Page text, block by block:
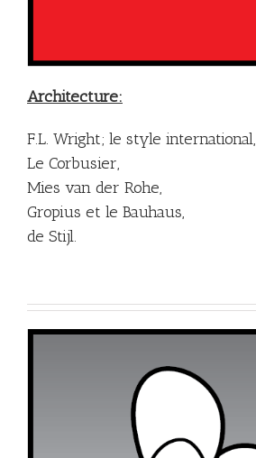
Architecture:
F.L. Wright; le style international,
Le Corbusier,
Mies van der Rohe,
Gropius et le Bauhaus,
de Stijl.